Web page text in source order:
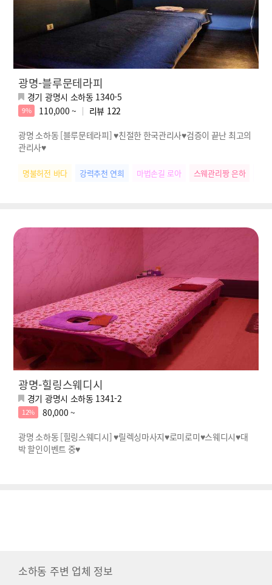
광명-블루문테라피
경기 광명시 소하동 1340-5
9% 110,000 ~ 리뷰 122
광명 소하동 [블루문테라피] ♥친절한 한국관리사♥검증이 끝난 최고의
관리사♥
명불허전 바다 강력추천 연희 마법손길 로아 스웨관리짱 은하
광명-힐링스웨디시
경기 광명시 소하동 1341-2
12%
80,000 ~
광명 소하동 [힐링스웨디시] ♥릴렉싱마사지♥로미로미♥스웨디시♥대
박 할인이벤트 중♥
소하동 주변 업체 정보